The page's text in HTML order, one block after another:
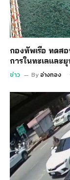
กองทัพเรือ ทดส
การในทะเลและ
ข่าว By อ่างทอง